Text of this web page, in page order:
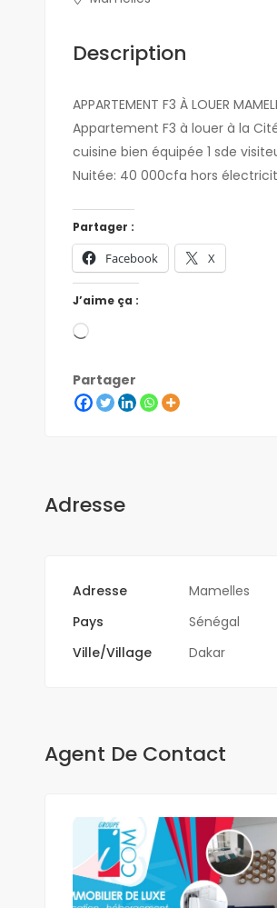
Description
APPARTEMENT F3 À LOUER
Appartement F3 à louer à la
cuisine bien équipée 1 sde
Nuitée: 40 000cfa hors
Partager :
Facebook X
J’aime ça :
Partager
Adresse
Adresse
Mamelles
Pays
Sénégal
Ville/Village
Dakar
Agent De Contact